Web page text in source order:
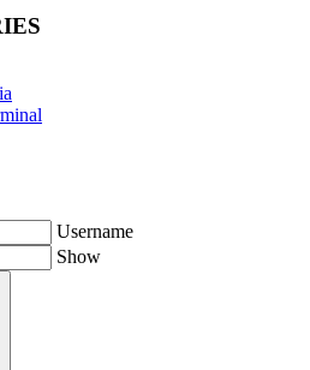
Username
Show